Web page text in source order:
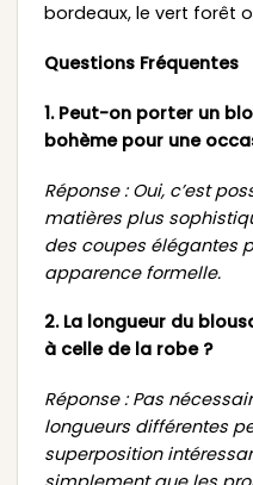
bordeaux, le vert forêt
Questions Fréquentes
1. Peut-on porter un
bohème pour une
Réponse : Oui, c’est
matières plus
des coupes élégantes
apparence formelle.
2. La longueur du
à celle de la robe ?
Réponse : Pas
longueurs différentes
superposition